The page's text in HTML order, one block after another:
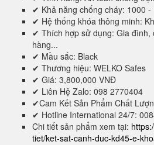
✔ Khả năng chống cháy: 1000 -
✔ Hệ thống khóa thông minh:
✔ Thích hợp sử dụng: Gia đình,
hàng...
✔ Mầu sắc: Black
✔ Thương hiệu: WELKO Safes
✔ Giá: 3,800,000 VNĐ
✔ Liên Hệ Zalo: 098 2770404
✔Cam Kết Sản Phẩm Chất
✔ Hotline International 24/7:
Chi tiết sản phẩm xem tại:
tiet/ket-sat-canh-duc-kd45-e-